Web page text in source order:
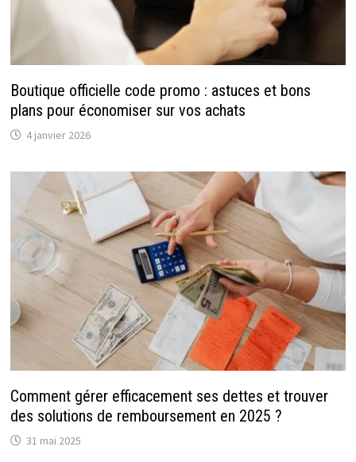
Boutique officielle code promo : astuces et bons
plans pour économiser sur vos achats
4 janvier 2026
Comment gérer efficacement ses dettes et trouver
des solutions de remboursement en 2025 ?
31 mai 2025